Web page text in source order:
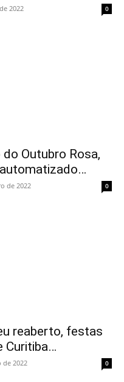
2022 0
Outubro Rosa,
de 2022 0
reaberto, festas
Curitiba…
de 2022 0